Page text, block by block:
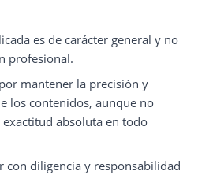
es de carácter general y no
profesional.
mantener la precisión y
los contenidos, aunque no
exactitud absoluta en todo
con diligencia y responsabilidad